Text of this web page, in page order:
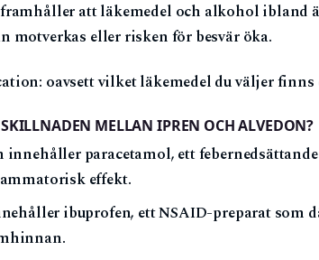
framhåller att läkemedel och alkohol ibland
motverkas eller risken för besvär öka.
oavsett vilket läkemedel du väljer
MELLAN IPREN OCH ALVEDON?
innehåller paracetamol, ett
effekt.
ibuprofen, ett NSAID-preparat